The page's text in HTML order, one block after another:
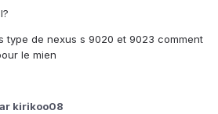
type de nexus s 9020 et 9023 comment
le mien
kirikoo08